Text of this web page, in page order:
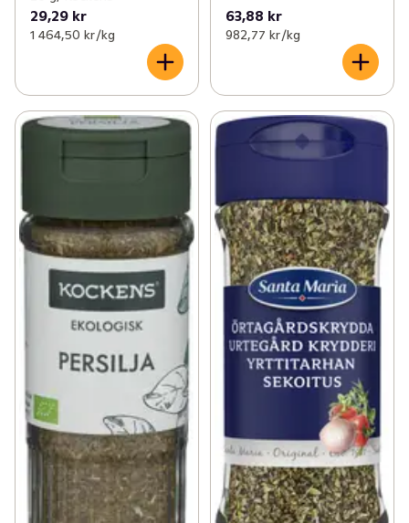
29,29 kr
1 464,50 kr /kg
63,88 kr
982,77 kr /kg